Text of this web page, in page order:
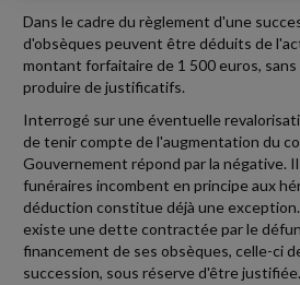
Dans le cadre du règlement d'une
d'obsèques peuvent être déduits de
montant forfaitaire de 1 500 euros,
produire de justificatifs.
Interrogé sur une éventuelle
de tenir compte de l'augmentation du
Gouvernement répond par la négative.
funéraires incombent en principe aux
déduction constitue déjà une
existe une dette contractée par le
financement de ses obsèques, celle-ci
succession, sous réserve d'être justifiée.